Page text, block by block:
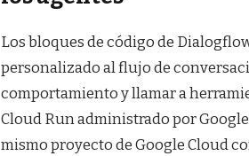
Los bloques de código de
personalizado al flujo de
comportamiento y llamar a
Cloud Run administrado por
mismo proyecto de Google Cloud